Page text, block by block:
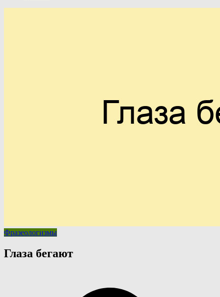
Фразеологизмы
Глаза бегают